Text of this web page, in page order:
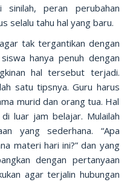
sinilah, peran perubahan
selalu tahu hal yang baru.
tak tergantikan dengan
hanya penuh dengan
hal tersebut terjadi.
satu tipsnya. Guru harus
murid dan orang tua. Hal
luar jam belajar. Mulailah
yang sederhana. “Apa
materi hari ini?” dan yang
dengan pertanyaan
agar terjalin hubungan